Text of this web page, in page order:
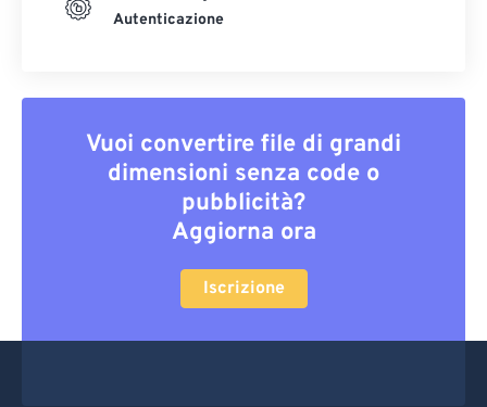
Autenticazione
Vuoi convertire file di grandi
dimensioni senza code o
pubblicità?
Aggiorna ora
Iscrizione